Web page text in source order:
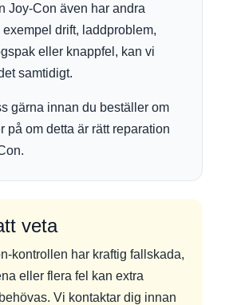
Joy-Con även har andra
drift, laddproblem,
eller knappfel, kan vi
samtidigt.
gärna innan du beställer om
på om detta är rätt reparation
veta
kontrollen har kraftig fallskada,
eller flera fel kan extra
Vi kontaktar dig innan